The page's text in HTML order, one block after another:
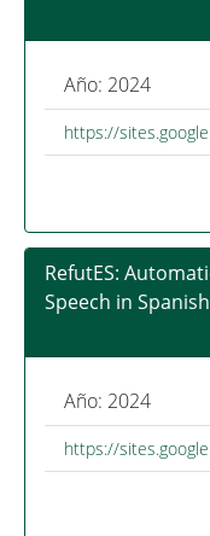
Año: 2024
https://
RefutES:
Speech in Spanish
Año: 2024
https://